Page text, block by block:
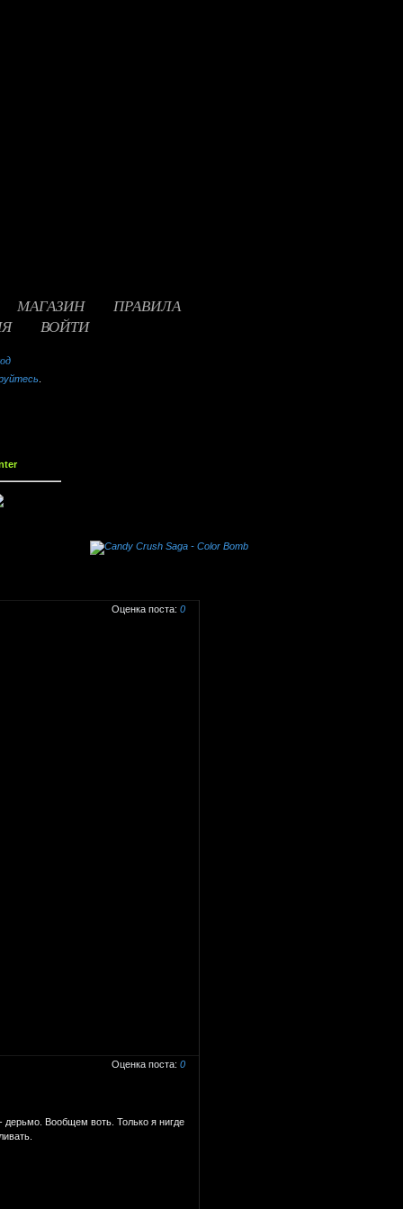
МАГАЗИН
ПРАВИЛА
ВОЙТИ
0
Вообщем воть. Только я нигде
0